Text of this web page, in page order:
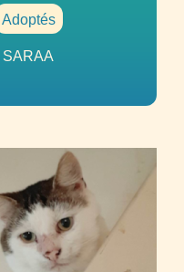
Adoptés
SARAA